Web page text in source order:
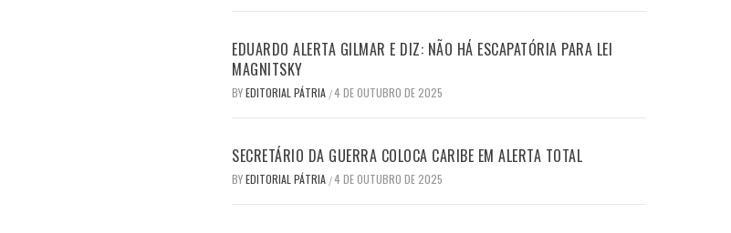
EDUARDO ALERTA GILMAR E DIZ: NÃO HÁ ESCAPATÓRIA PARA LEI
MAGNITSKY
BYEDITORIAL PÁTRIA /4 DE OUTUBRO DE 2025
SECRETÁRIO DA GUERRA COLOCA CARIBE EM ALERTA TOTAL
BYEDITORIAL PÁTRIA /4 DE OUTUBRO DE 2025